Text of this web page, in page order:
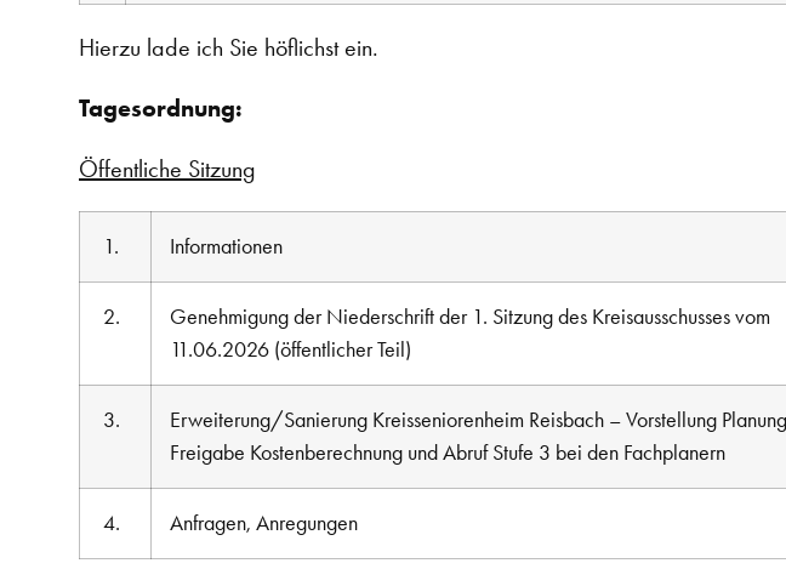
Hierzu lade ich Sie höflichst ein.
Tagesordnung:
Öffentliche Sitzung
1. Informationen
2.
Genehmigung der Niederschrift der 1. Sitzung des Kreisausschusses vom
11.06.2026 (öffentlicher Teil)
3.
Erweiterung/Sanierung Kreisseniorenheim Reisbach – Vorstellung
Freigabe Kostenberechnung und Abruf Stufe 3 bei den Fachplanern
4. Anfragen, Anregungen